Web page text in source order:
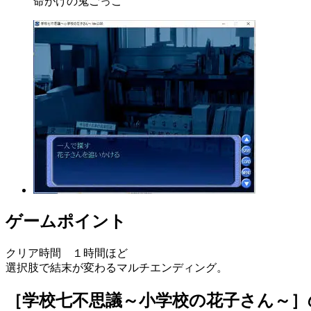
ゲームポイント
クリア時間 １時間ほど
選択肢で結末が変わるマルチエンディング。
［学校七不思議～小学校の花子さん～］